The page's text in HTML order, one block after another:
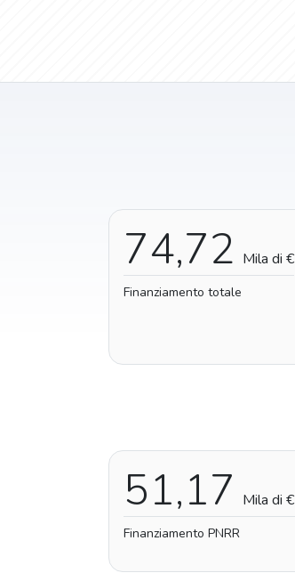
74,72 Mila di €
Finanziamento totale
51,17 Mila di €
Finanziamento PNRR